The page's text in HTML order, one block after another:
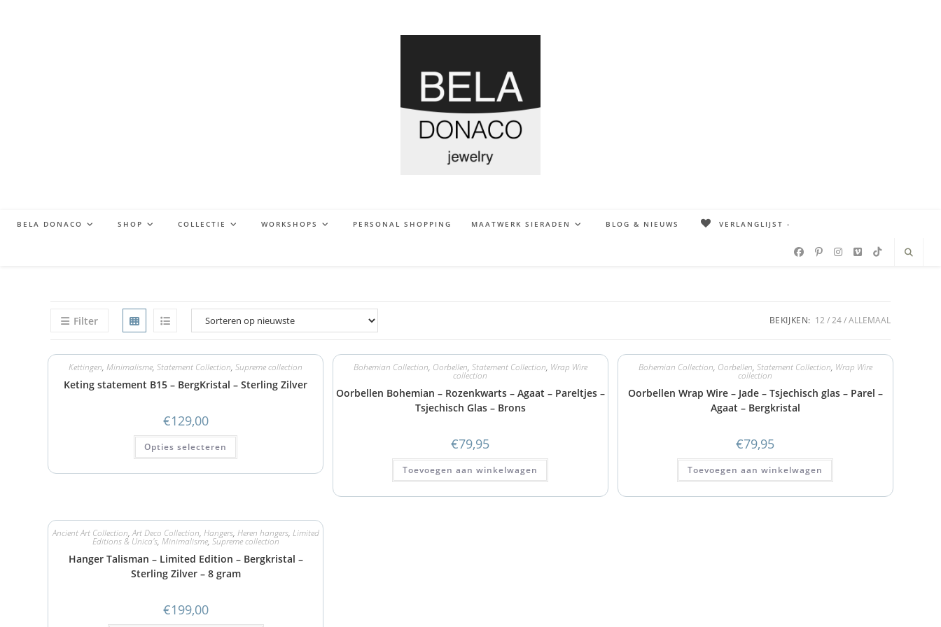
BELA DONACO SHOP COLLECTIE WORKSHOPS PERSONAL SHOPPING MAATWERK SIERADEN BLOG & NIEUWS VERLANGLIJST -
Filter BEKIJKEN: 12 24 ALLEMAAL
Kettingen,Minimalisme,Statement Collection,Supreme collection
Keting statement B15 – BergKristal – Sterling Zilver
€129,00
Opties selecteren
Bohemian Collection, Oorbellen, Statement Collection, Wrap Wire
collection
Oorbellen Bohemian – Rozenkwarts – Agaat – Pareltjes –
Tsjechisch Glas – Brons
€79,95
Toevoegen aan winkelwagen
Bohemian Collection, Oorbellen, Statement Collection, Wrap Wire
collection
Oorbellen Wrap Wire – Jade – Tsjechisch glas – Parel –
Agaat – Bergkristal
€79,95
Toevoegen aan winkelwagen
Ancient Art Collection,Art Deco Collection, Hangers, Heren hangers, Limited
Editions & Unica's, Minimalisme, Supreme collection
Hanger Talisman – Limited Edition – Bergkristal –
Sterling Zilver – 8 gram
€199,00